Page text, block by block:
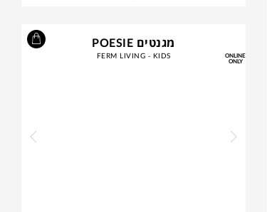
ONLINE
ONLY
מגנטים POESIE
FERM LIVING - KIDS